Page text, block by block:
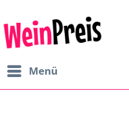
Menü